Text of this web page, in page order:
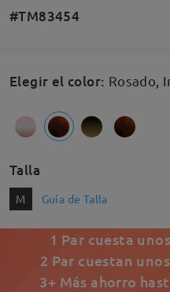
#TM83454
Elegir el color: Rosado,
Talla
M Guía de Talla
1 Par cuesta
2 Par cuestan
3+ Más ahorro